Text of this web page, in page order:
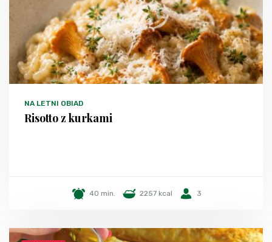
NA LETNI OBIAD
Risotto z kurkami
40 min. 2257 kcal 3